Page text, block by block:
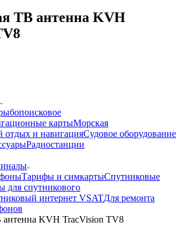
ТВ антенна KVH
картыМорская
отдых и навигацияСудовое оборудование
Радиостанции
Тарифы и симкартыСпутниковые
для спутникового
интернет VSATДля ремонта
KVH TracVision TV8